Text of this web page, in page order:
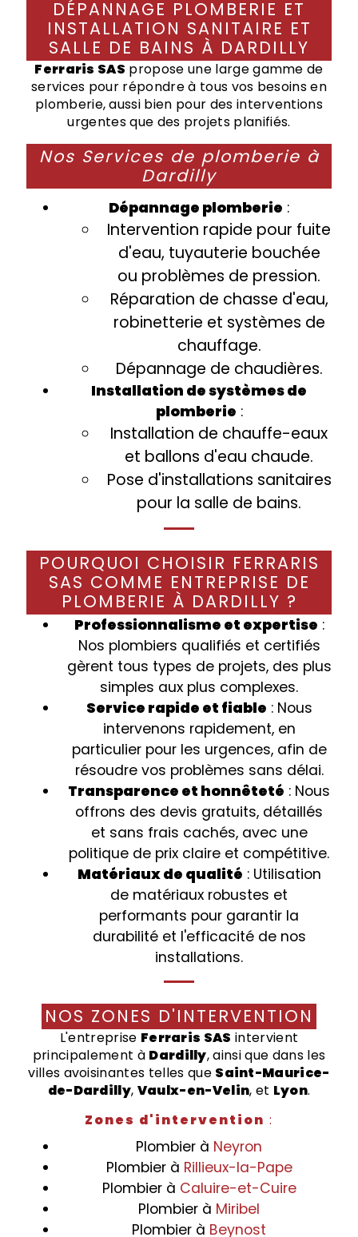
DÉPANNAGE PLOMBERIE ET
INSTALLATION SANITAIRE ET
SALLE DE BAINS À DARDILLY
Ferraris SAS propose une large gamme de
services pour répondre à tous vos besoins en
plomberie, aussi bien pour des interventions
urgentes que des projets planifiés.
Nos Services de plomberie à
Dardilly
Dépannage plomberie :
Intervention rapide pour fuite
d'eau, tuyauterie bouchée
ou problèmes de pression.
Réparation de chasse d'eau,
robinetterie et systèmes de
chauffage.
Dépannage de chaudières.
Installation de systèmes de
plomberie :
Installation de chauffe-eaux
et ballons d'eau chaude.
Pose d'installations sanitaires
pour la salle de bains.
POURQUOI CHOISIR FERRARIS
SAS COMME ENTREPRISE DE
PLOMBERIE À DARDILLY ?
Professionnalisme et expertise :
Nos plombiers qualifiés et certifiés
gèrent tous types de projets, des plus
simples aux plus complexes.
Service rapide et fiable : Nous
intervenons rapidement, en
particulier pour les urgences, afin de
résoudre vos problèmes sans délai.
Transparence et honnêteté : Nous
offrons des devis gratuits, détaillés
et sans frais cachés, avec une
politique de prix claire et compétitive.
Matériaux de qualité : Utilisation
de matériaux robustes et
performants pour garantir la
durabilité et l'efficacité de nos
installations.
NOS ZONES D'INTERVENTION
L'entreprise Ferraris SAS intervient
principalement à Dardilly, ainsi que dans les
villes avoisinantes telles que Saint-Maurice-
de-Dardilly, Vaulx-en-Velin, et Lyon.
Zones d'intervention :
Plombier à Neyron
Plombier à Rillieux-la-Pape
Plombier à Caluire-et-Cuire
Plombier à Miribel
Plombier à Beynost